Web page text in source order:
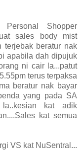
Shopper
sales body mist
terjebak beratur nak
apabila dah dipujuk
ni cair la...patut
terus terpaksa
beratur nak bayar
yang pada SA
kat adik
kat semua
VS kat NuSentral...